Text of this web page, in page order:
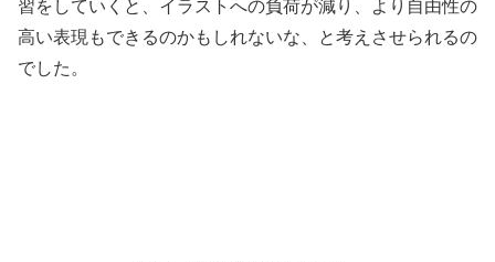
習をしていくと、イラストへの負荷が減り、より自由性の
高い表現もできるのかもしれないな、と考えさせられるの
でした。